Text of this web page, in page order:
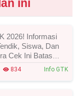
ini
2026! Informasi
Siswa, Dan
Cek Ini Batas
834 Info GTK